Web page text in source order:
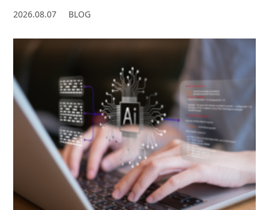
2026.08.07 BLOG